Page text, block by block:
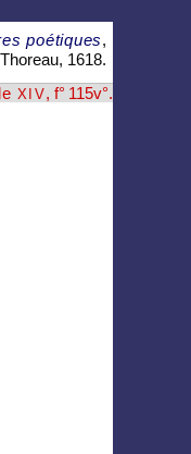
poétiques,
1618.
XIV, f° 115v°.